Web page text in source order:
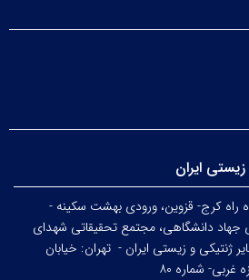
ایران
۵ آزاده راه کرج- قزوین، ورودی بهشت سکینه -
جهاد دانشگاهی، مجتمع تحقیقاتی شهدای
ژنتیکی و زیستی ایران - تهران: خیابان
شماره ۸۰